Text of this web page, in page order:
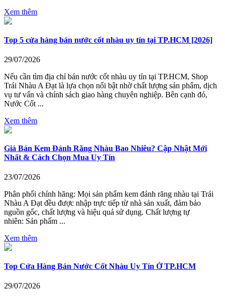
Xem thêm
Top 5 cửa hàng bán nước cốt nhàu uy tín tại TP.HCM [2026]
29/07/2026
Nếu cần tìm địa chỉ bán nước cốt nhàu uy tín tại TP.HCM, Shop
Trái Nhàu A Đạt là lựa chọn nổi bật nhờ chất lượng sản phẩm, dịch
vụ tư vấn và chính sách giao hàng chuyên nghiệp. Bên cạnh đó,
Nước Cốt ...
Xem thêm
Giá Bán Kem Đánh Răng Nhàu Bao Nhiêu? Cập Nhật Mới
Nhất & Cách Chọn Mua Uy Tín
23/07/2026
Phân phối chính hãng: Mọi sản phẩm kem đánh răng nhàu tại Trái
Nhàu A Đạt đều được nhập trực tiếp từ nhà sản xuất, đảm bảo
nguồn gốc, chất lượng và hiệu quả sử dụng. Chất lượng tự
nhiên: Sản phẩm ...
Xem thêm
Top Cửa Hàng Bán Nước Cốt Nhàu Uy Tín Ở TP.HCM
29/07/2026